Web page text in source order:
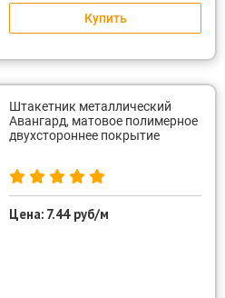
Купить
Штакетник металлический
Авангард, матовое полимерное
двухстороннее покрытие
Цена: 7.44 руб/м